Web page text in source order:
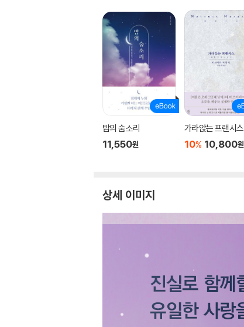
밤의 숨소리
11,550원
가라앉는 프랜시스
10% 10,800원
상세 이미지